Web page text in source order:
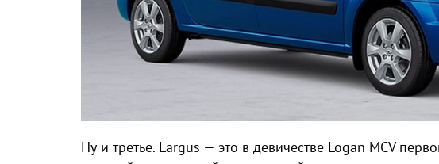
Ну и третье. Largus — это в девичестве Logan MCV